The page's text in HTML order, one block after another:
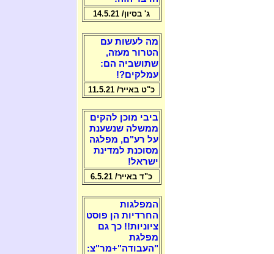
ג' בסיון/ 14.5.21
מה לעשות עם
הטרור מעזה,
שתושביה הם:
עמלקים?!
כ"ט באייר/ 11.5.21
ביבי מוכן להקים
ממשלה שנשענת
על רע"ם, מפלגה
מסוכנת למדינת
ישראל!
כ"ד באייר/ 6.5.21
המפלגות
החרדיות הן פוסט
ציוניות!! כך גם
מפלגת
"העבודה"+מר"צ: